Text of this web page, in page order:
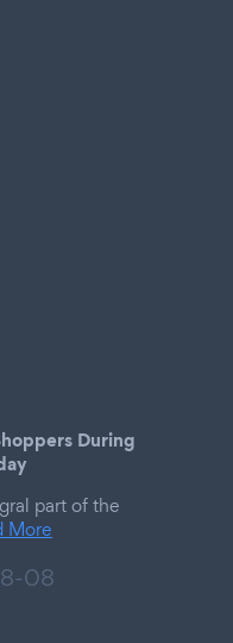
During
part of the
More
08